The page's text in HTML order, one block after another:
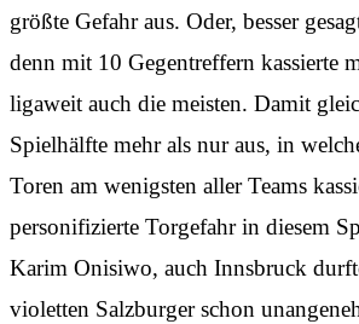
größte Gefahr aus. Oder, besser
denn mit 10 Gegentreffern kassierte
ligaweit auch die meisten. Damit
Spielhälfte mehr als nur aus, in
Toren am wenigsten aller Teams
personifizierte Torgefahr in diesem
Karim Onisiwo, auch Innsbruck
violetten Salzburger schon